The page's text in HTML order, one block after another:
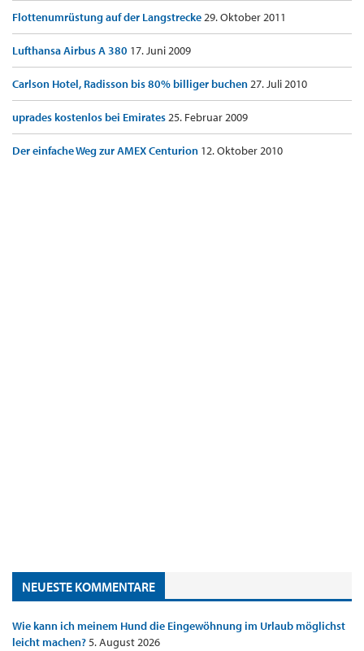
Flottenumrüstung auf der Langstrecke29. Oktober 2011
Lufthansa Airbus A 380 17. Juni 2009
Carlson Hotel, Radisson bis 80% billiger buchen27. Juli 2010
uprades kostenlos bei Emirates25. Februar 2009
Der einfache Weg zur AMEX Centurion 12. Oktober 2010
NEUESTE KOMMENTARE
Wie kann ich meinem Hund die Eingewöhnung im Urlaub möglichst
leicht machen?5. August 2026